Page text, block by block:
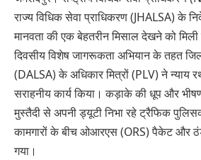
राज्य विधिक सेवा प्राधिकरण (JHALSA) के
मानवता की एक बेहतरीन मिसाल देखने को
दिवसीय विशेष जागरूकता अभियान के तहत
(DALSA) के अधिकार मित्रों (PLV) ने न्याय
सराहनीय कार्य किया। कड़ाके की धूप और
मुस्तैदी से अपनी ड्यूटी निभा रहे ट्रैफिक
कामगारों के बीच ओआरएस (ORS) पैकेट और
गया।